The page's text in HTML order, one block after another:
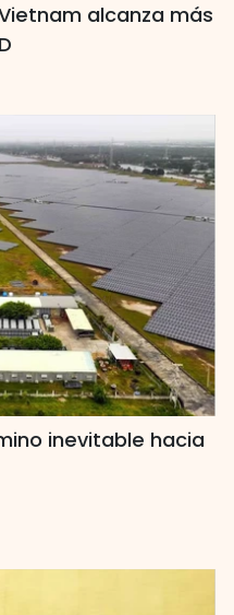
alcanza más
inevitable hacia